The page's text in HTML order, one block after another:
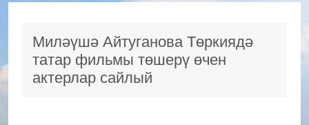
Миләүшә Айтуганова Төркиядә
татар фильмы төшерү өчен
актерлар сайлый